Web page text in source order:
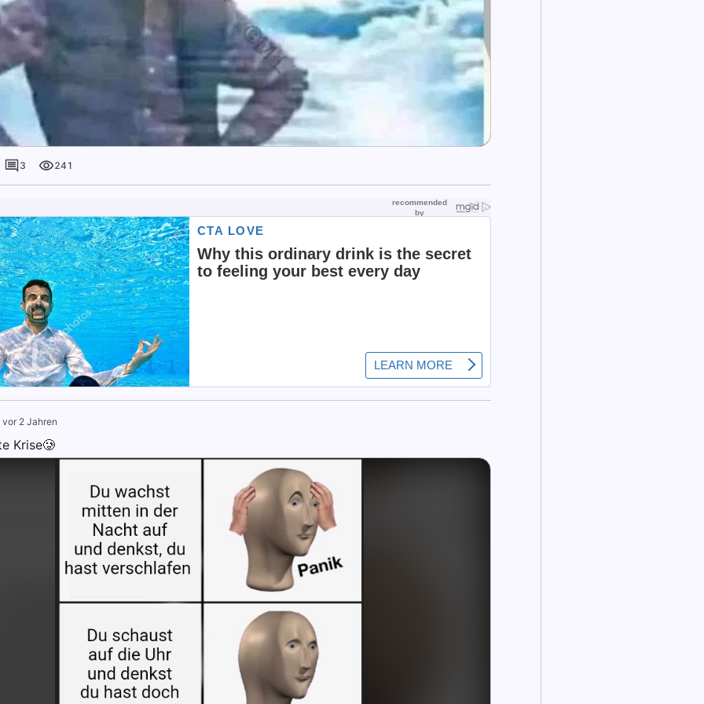
3 241
vor 2 Jahren
Krise🥲